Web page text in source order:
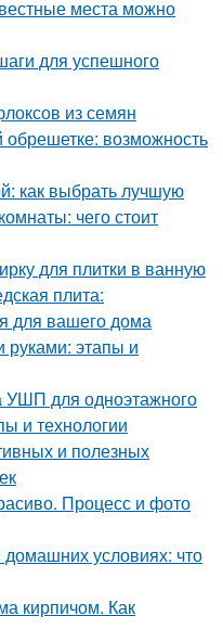
места можно
для успешного
из семян
обрешетке: возможность
как выбрать лучшую
чего стоит
для плитки в ванную
плита:
для вашего дома
этапы и
УШП для одноэтажного
и технологии
и полезных
Процесс и фото
домашних условиях: что
кирпичом. Как